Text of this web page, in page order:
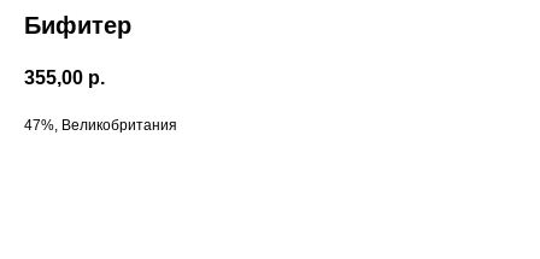
Бифитер
355,00 р.
47%, Великобритания